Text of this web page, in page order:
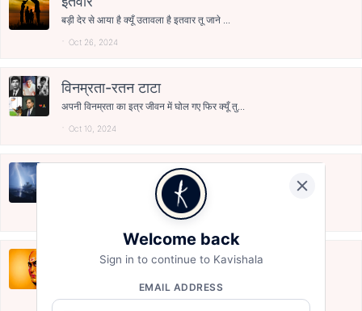
बड़ी देर से आया है क्यूँ उतावला है इतवार तू जाने ...
Oct 26, 2024
विनम्रता-रतन टाटा
अपनी विनम्रता का इत्र जीवन में घोल गए फिर क्यूँ तु...
Oct 10, 2024
मझधार में जब धाराएँ प्रतिकूल थी भय मरण का विचलित क...
राजनीति के बदलते स्वरूप और चाणक्य
Oct 4, 2024
Welcome back
Sign in to continue to Kavishala
EMAIL ADDRESS